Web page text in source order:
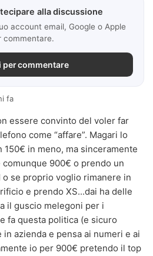
alla discussione
account email, Google o Apple
commentare.
per commentare
fa
essere convinto del voler far
come “affare”. Magari lo
150€ in meno, ma sinceramente
900€ o prendo un
se proprio voglio rimanere in
e prendo XS...dai ha delle
il guscio melegoni per i
fa questa politica (e sicuro
azienda e pensa ai numeri e ai
io per 900€ pretendo il top